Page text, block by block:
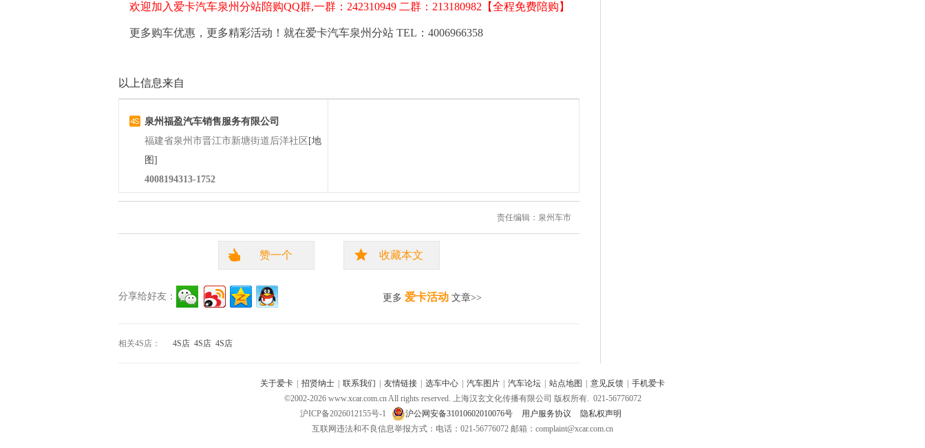
欢迎加入爱卡汽车泉州分站陪购QQ群,一群：242310949 二群：213180982【全程免费陪购】
更多购车优惠，更多精彩活动！就在爱卡汽车泉州分站 TEL：4006966358
以上信息来自
泉州福盈汽车销售服务有限公司
福建省泉州市晋江市新塘街道后洋社区 [地
图]
4008194313-1752
责任编辑：泉州车市
赞一个 收藏本文
分享给好友： 更多 爱卡活动 文章>>
相关4S店： 4S店 4S店 4S店
关于爱卡 招贤纳士 联系我们 友情链接 选车中心 汽车图片 汽车论坛 站点地图 意见反馈
手机爱卡
©2002-2026www.xcar.com.cn All rights reserved. 上海汉玄文化传播有限公司 版权所有. 021-56776072
沪ICP备2026012155号-1
沪公网安备31010602010076号 用户服务协议
隐私权声明
互联网违法和不良信息举报方式：电话：021-56776072 邮箱：complaint@xcar.com.cn